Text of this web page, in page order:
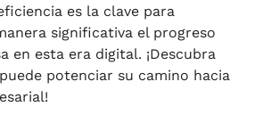
es la clave para
significativa el progreso
en esta era digital. ¡Descubra
potenciar su camino hacia